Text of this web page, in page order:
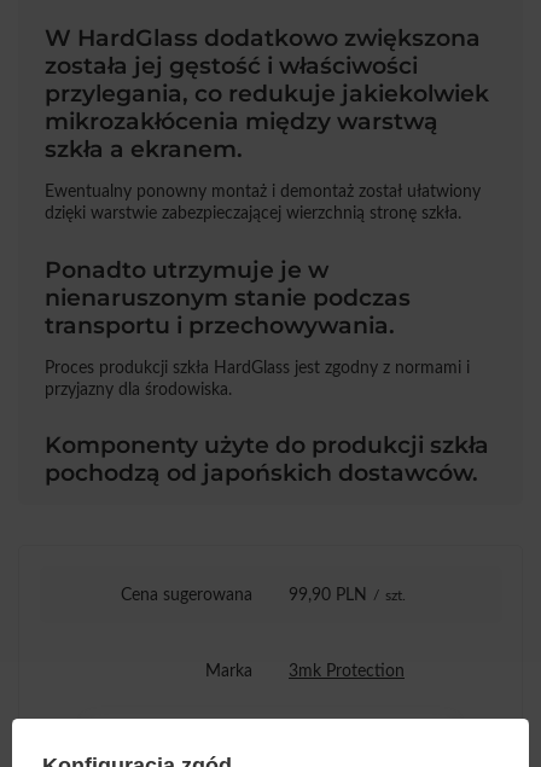
W HardGlass dodatkowo zwiększona
została jej gęstość i właściwości
przylegania, co redukuje jakiekolwiek
mikrozakłócenia między warstwą
szkła a ekranem.
Ewentualny ponowny montaż i demontaż został ułatwiony
dzięki warstwie zabezpieczającej wierzchnią stronę szkła.
Ponadto utrzymuje je w
nienaruszonym stanie podczas
transportu i przechowywania.
Proces produkcji szkła HardGlass jest zgodny z normami i
przyjazny dla środowiska.
Komponenty użyte do produkcji szkła
pochodzą od japońskich dostawców.
Cena sugerowana 99,90 PLN / szt.
Marka 3mk Protection